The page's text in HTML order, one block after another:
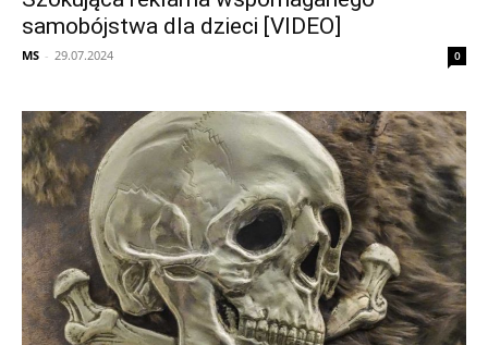
samobójstwa dla dzieci [VIDEO]
MS - 29.07.2024 0